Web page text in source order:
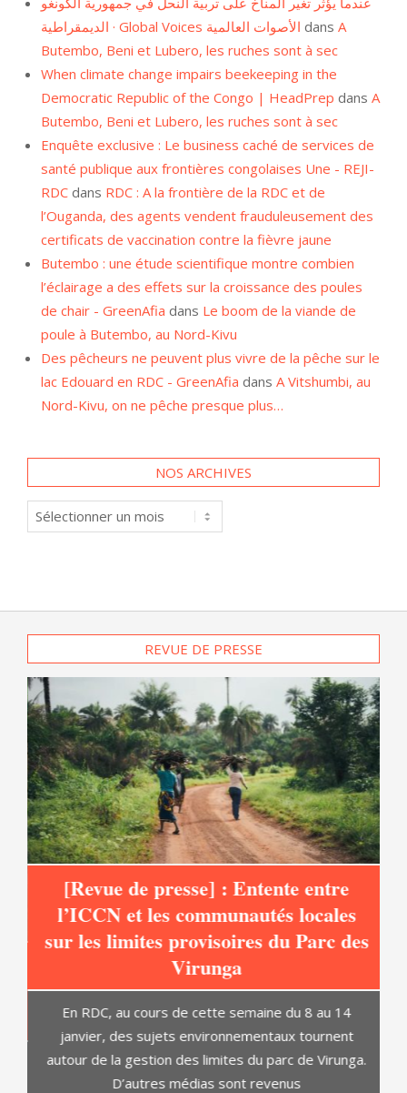
الديمقراطية · Global Voices الأصوات العالمية dans A
Butembo, Beni et Lubero, les ruches sont à sec
When climate change impairs beekeeping in the
Democratic Republic of the Congo | HeadPrep dans A
Butembo, Beni et Lubero, les ruches sont à sec
Enquête exclusive : Le business caché de services de
santé publique aux frontières congolaises Une - REJI-
RDC dans RDC : A la frontière de la RDC et de
l’Ouganda, des agents vendent frauduleusement des
certificats de vaccination contre la fièvre jaune
Butembo : une étude scientifique montre combien
l’éclairage a des effets sur la croissance des poules
de chair - GreenAfia dans Le boom de la viande de
poule à Butembo, au Nord-Kivu
Des pêcheurs ne peuvent plus vivre de la pêche sur le
lac Edouard en RDC - GreenAfia dans A Vitshumbi, au
Nord-Kivu, on ne pêche presque plus…
NOS ARCHIVES
Nos
archives
REVUE DE PRESSE
[Revue de presse] : Entente entre
l’ICCN et les communautés locales
sur les limites provisoires du Parc des
Virunga
En RDC, au cours de cette semaine du 8 au 14
janvier, des sujets environnementaux tournent
autour de la gestion des limites du parc de Virunga.
D’autres médias sont revenus